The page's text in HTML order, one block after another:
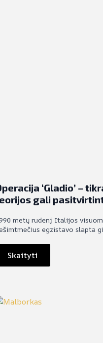
‘Gladio’ –
gali
metų rudenį Italijos
egzistavo slapta
Skaityti